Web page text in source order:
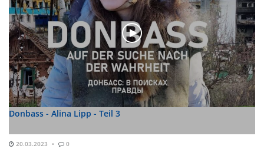
Donbass - Alina Lipp - Teil 3
20.03.2023 0